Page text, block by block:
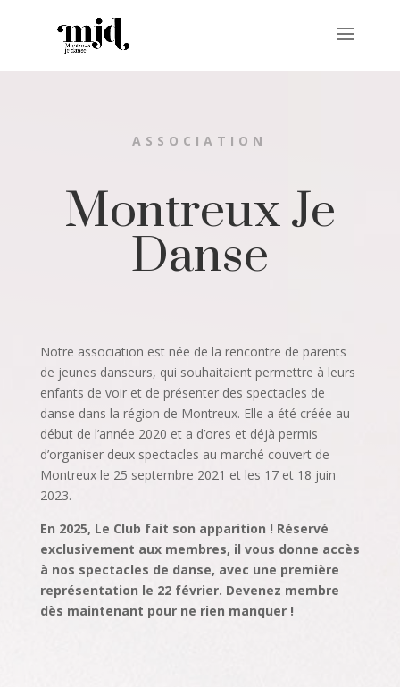
ASSOCIATION
Montreux Je
Danse
Notre association est née de la rencontre de parents
de jeunes danseurs, qui souhaitaient permettre à leurs
enfants de voir et de présenter des spectacles de
danse dans la région de Montreux. Elle a été créée au
début de l’année 2020 et a d’ores et déjà permis
d’organiser deux spectacles au marché couvert de
Montreux le 25 septembre 2021 et les 17 et 18 juin
2023.
En 2025, Le Club fait son apparition ! Réservé
exclusivement aux membres, il vous donne accès
à nos spectacles de danse, avec une première
représentation le 22 février. Devenez membre
dès maintenant pour ne rien manquer !